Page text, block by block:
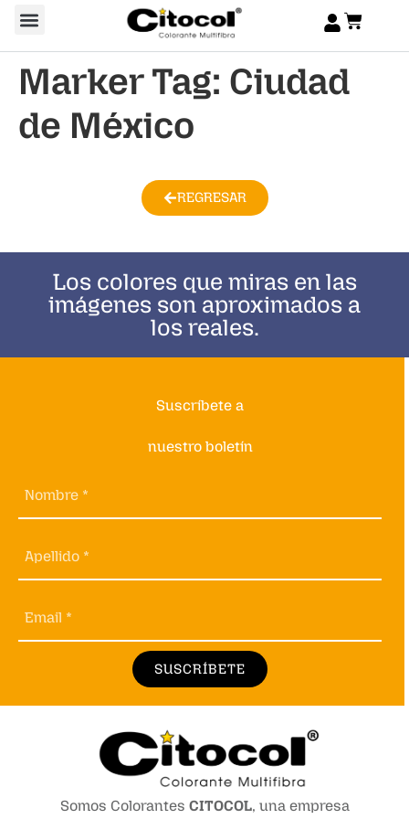
Marker Tag: Ciudad
de México
REGRESAR
Los colores que miras en las
imágenes son aproximados a
los reales.
Suscríbete a
nuestro boletín
Nombre *
Apellido *
Email *
SUSCRÍBETE
Somos Colorantes CITOCOL, una empresa